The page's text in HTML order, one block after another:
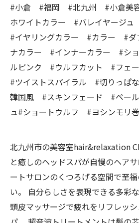
#小倉 #福岡 #北九州 #小倉美
ホワイトカラー #バレイヤージ
#イヤリングカラー #カラー #ダ
ナカラー #インナーカラー #シ
ルピンク #ウルフカット #フェ
#ツイストスパイラル #切りっ
韓国風 #スキンフェード #ペー
ュ#ショートウルフ #ヨシンモリ
北九州市の美容室hair&relaxation
と癒しのヘッドスパが自慢のヘア
ートサロンのくつろげる空間で至
い。 自分らしさを表現できる多彩
頭皮マッサージで疲れをリフレッ